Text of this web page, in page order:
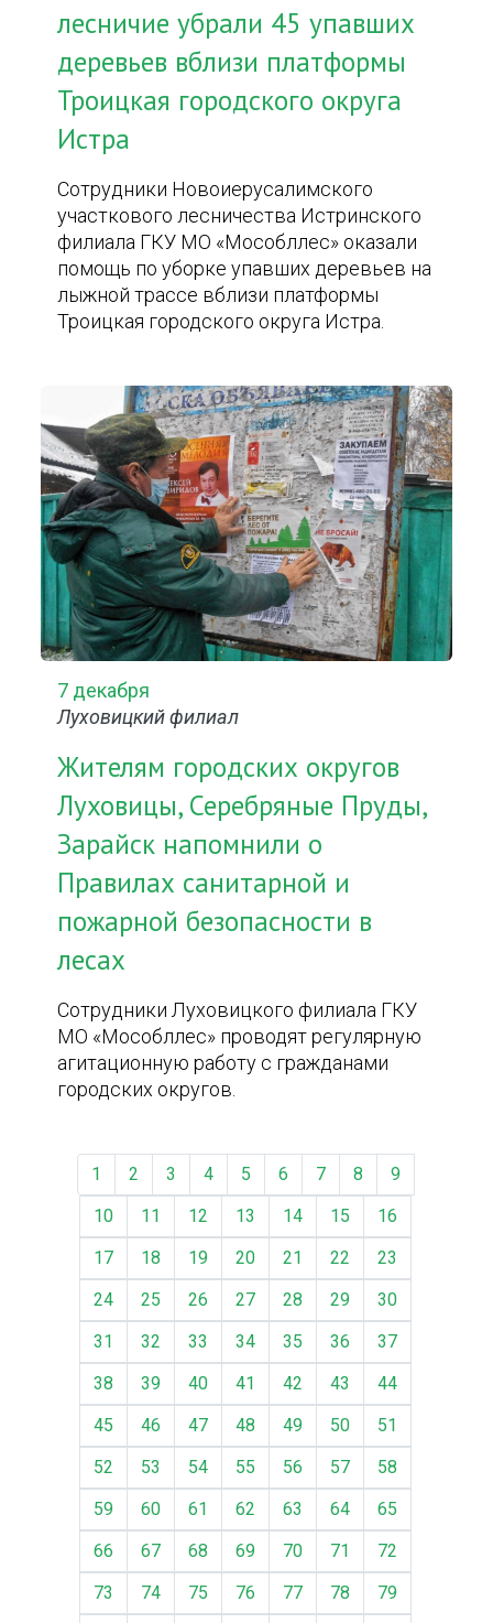
лесничие убрали 45 упавших
деревьев вблизи платформы
Троицкая городского округа
Истра
Сотрудники Новоиерусалимского
участкового лесничества Истринского
филиала ГКУ МО «Мособллес» оказали
помощь по уборке упавших деревьев на
лыжной трассе вблизи платформы
Троицкая городского округа Истра.
7 декабря
Луховицкий филиал
Жителям городских округов
Луховицы, Серебряные Пруды,
Зарайск напомнили о
Правилах санитарной и
пожарной безопасности в
лесах
Сотрудники Луховицкого филиала ГКУ
МО «Мособллес» проводят регулярную
агитационную работу с гражданами
городских округов.
1 2 3 4 5 6 7 8
9
10
11 12 13 14 15
16
17
18 19 20 21 22
23
24
25 26 27 28 29
30
31
32 33 34 35 36
37
38
39 40 41 42 43
44
45
46 47 48 49 50
51
52
53 54 55 56 57
58
59
60 61 62 63 64
65
66
67 68 69 70 71
72
73
74 75 76 77 78
79